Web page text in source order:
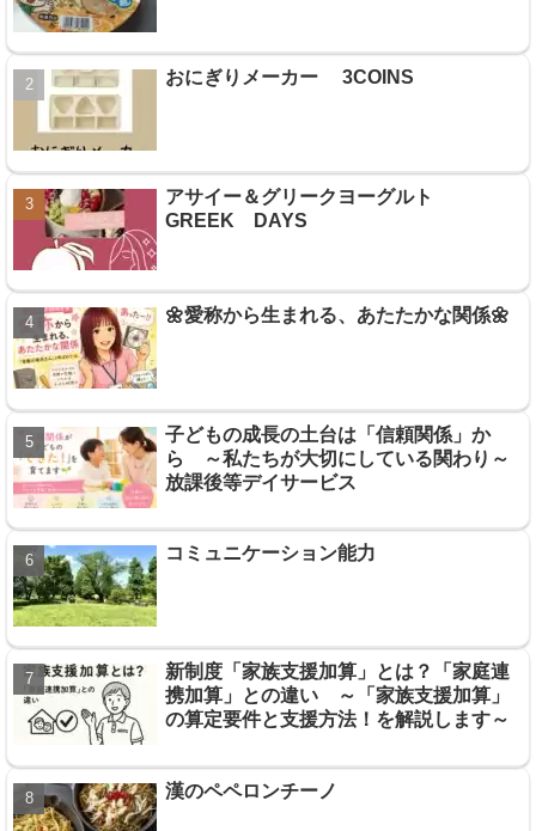
おにぎりメーカー 3COINS
アサイー＆グリークヨーグルト
GREEK DAYS
🌼愛称から生まれる、あたたかな関係🌼
子どもの成長の土台は「信頼関係」か
ら ～私たちが大切にしている関わり～
放課後等デイサービス
コミュニケーション能力
新制度「家族支援加算」とは？「家庭連
携加算」との違い ～「家族支援加算」
の算定要件と支援方法！を解説します～
漢のペペロンチーノ